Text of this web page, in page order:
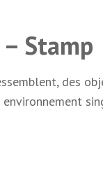
Stamp
des